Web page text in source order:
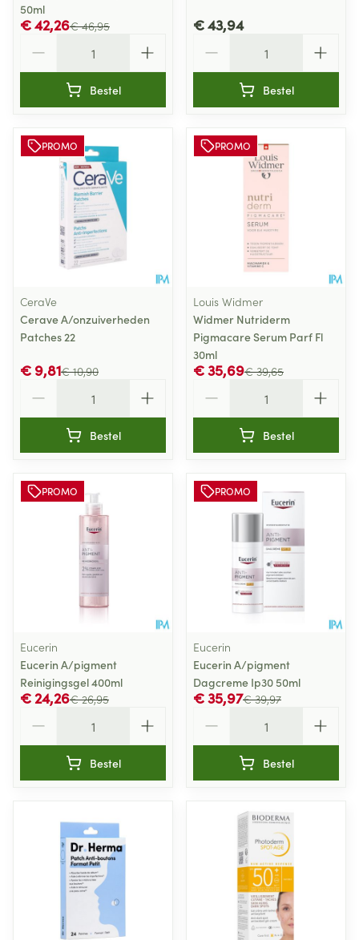
50ml
€ 46,95
€ 42,26
Bestel
€ 43,94
Bestel
PROMO
CeraVe
Cerave A/onzuiverheden
Patches 22
€ 10,90
€ 9,81
Bestel
PROMO
Louis Widmer
Widmer Nutriderm
Pigmacare Serum Parf Fl
30ml
€ 39,65
€ 35,69
Bestel
PROMO
Eucerin
Eucerin A/pigment
Reinigingsgel 400ml
€ 26,95
€ 24,26
Bestel
PROMO
Eucerin
Eucerin A/pigment
Dagcreme Ip30 50ml
€ 39,97
€ 35,97
Bestel